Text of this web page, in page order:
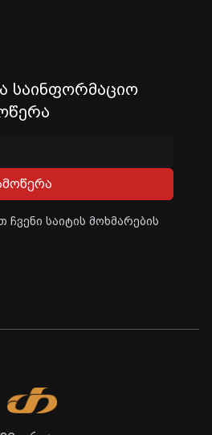
საინფორმაციო
საიტის მოხმარების